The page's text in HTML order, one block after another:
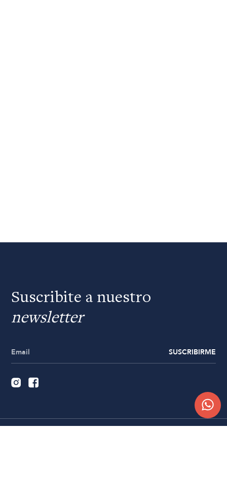
Suscribite a nuestro
newsletter
SUSCRIBIRME